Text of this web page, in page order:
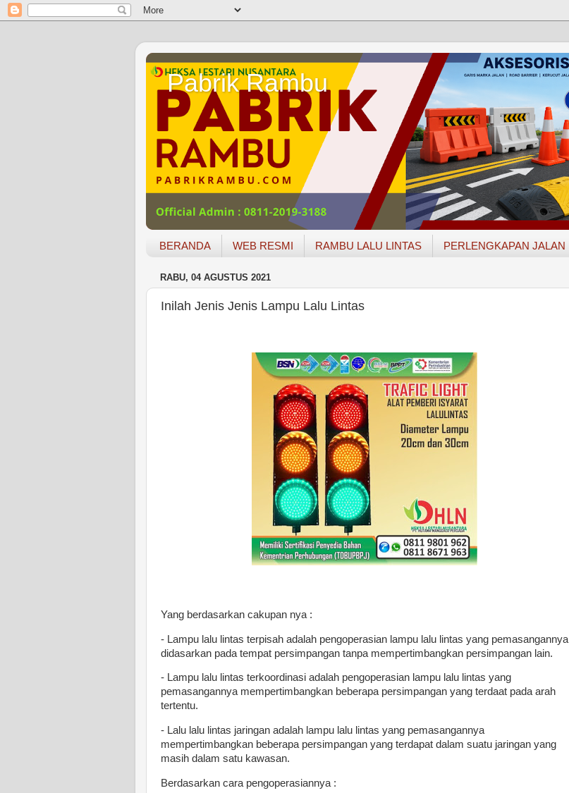
Pabrik Rambu
BERANDA WEB RESMI RAMBU LALU LINTAS PERLENGKAPAN JALAN
RABU, 04 AGUSTUS 2021
Inilah Jenis Jenis Lampu Lalu Lintas
Yang berdasarkan cakupan nya :
- Lampu lalu lintas terpisah adalah pengoperasian lampu lalu lintas yang pemasangannya
didasarkan pada tempat persimpangan tanpa mempertimbangkan persimpangan lain.
- Lampu lalu lintas terkoordinasi adalah pengoperasian lampu lalu lintas yang
pemasangannya mempertimbangkan beberapa persimpangan yang terdaat pada arah
tertentu.
- Lalu lalu lintas jaringan adalah lampu lalu lintas yang pemasangannya
mempertimbangkan beberapa persimpangan yang terdapat dalam suatu jaringan yang
masih dalam satu kawasan.
Berdasarkan cara pengoperasiannya :